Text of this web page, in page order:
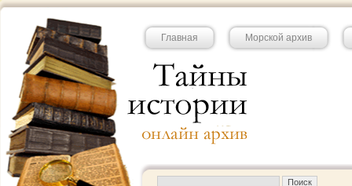
Главная Морской архив